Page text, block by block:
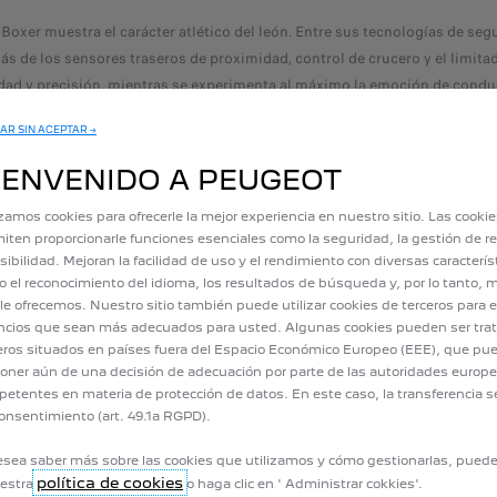
muestra el carácter atlético del león. Entre sus tecnologías de
de los sensores traseros de proximidad, control de crucero y el
y precisión, mientras se experimenta al máximo la emoción de
estabilidad y robustez gracias a su diseño de almacenamiento
león se adapta a cualquier tipo de negocio, expresando su gran
y una importante practicidad en la carga y descarga.
mejor compañera para triunfar en los negocios. Leal en todas las
de 200 años de experiencia, Peugeot ofrece su respaldo en el país
Peugeot Cumple, reconocido por su eficiencia, seguridad, y
en su portafolio a Fiat, Dodge, Hyundai, Jeep®, JMC, Peugeot, Opel,
los negocios en una experiencia de atracción, emoción y
SIN ACEPTAR →
A PEUGEOT
cookies para ofrecerle la mejor experiencia en nuestro sitio. Las
proporcionarle funciones esenciales como la seguridad, la gestión de
Mejoran la facilidad de uso y el rendimiento con diversas
el reconocimiento del idioma, los resultados de búsqueda y, por lo tanto,
ofrecemos. Nuestro sitio también puede utilizar cookies de terceros para
que sean más adecuados para usted. Algunas cookies pueden ser
situados en países fuera del Espacio Económico Europeo (EEE), que
aún de una decisión de adecuación por parte de las autoridades
en materia de protección de datos. En este caso, la transferencia
(art. 49.1a RGPD).
saber más sobre las cookies que utilizamos y cómo gestionarlas,
política de cookies o haga clic en ' Administrar cokkies'.